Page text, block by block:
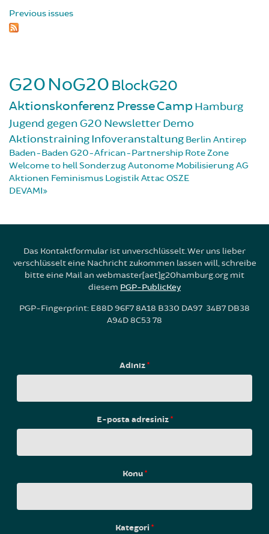
Previous issues
G20NoG20 BlockG20
Aktionskonferenz PresseCampHamburg
Jugend gegen G20 NewsletterDemo
AktionstrainingInfoveranstaltung Berlin Antirep
Baden-Baden G20-African-Partnership Rote Zone
Welcome to hellSonderzugAutonome MobilisierungAG
Aktionen Feminismus Logistik Attac OSZE
DEVAMI
Das Kontaktformular ist unverschlüsselt. Wer uns lieber
verschlüsselt eine Nachricht zukommen lassen will, schreibe
bitte eine Mail an webmaster[aet]g20hamburg.org mit
diesem PGP-PublicKey
PGP-Fingerprint: E88D 96F7 8A18 B330 DA97 34B7 DB38
A94D 8C53 78
Adınız*
E-posta adresiniz*
Konu*
Kategori*